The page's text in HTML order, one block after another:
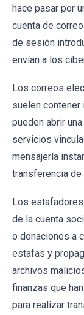
hace pasar por
cuenta de
de sesión
envían a los
Los correos
suelen
pueden abrir
servicios
mensajería
transferencia de
Los
de la cuenta
o donaciones a
estafas y
archivos
finanzas que
para realizar